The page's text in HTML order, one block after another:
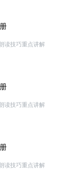
读技巧重点讲解
读技巧重点讲解
读技巧重点讲解